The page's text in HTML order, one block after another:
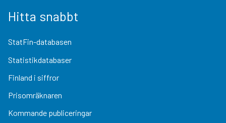
Hitta snabbt
StatFin-databasen
Statistikdatabaser
Finland i siffror
Prisomräknaren
Kommande publiceringar